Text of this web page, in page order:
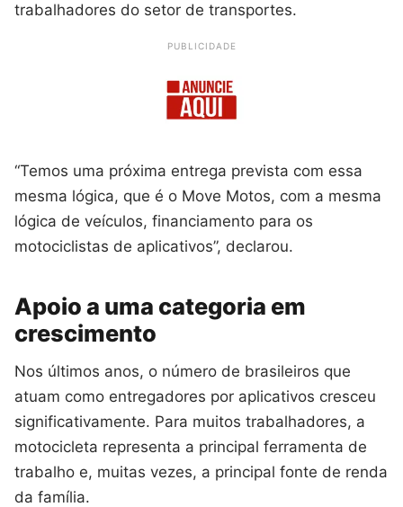
trabalhadores do setor de transportes.
PUBLICIDADE
“Temos uma próxima entrega prevista com essa
mesma lógica, que é o Move Motos, com a mesma
lógica de veículos, financiamento para os
motociclistas de aplicativos”, declarou.
Apoio a uma categoria em
crescimento
Nos últimos anos, o número de brasileiros que
atuam como entregadores por aplicativos cresceu
significativamente. Para muitos trabalhadores, a
motocicleta representa a principal ferramenta de
trabalho e, muitas vezes, a principal fonte de renda
da família.